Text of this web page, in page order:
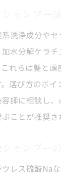
洗浄成分や
水分解ケラ
れらは髪と頭
選び方のポイ
師に相談し
ことが推奨さ
レス硫酸Na